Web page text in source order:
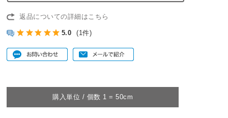
返品についての詳細はこちら
5.0 (1件)
購入単位 / 個数 1 = 50cm